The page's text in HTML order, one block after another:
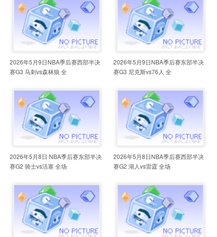
2026年5月9日NBA季后赛西部半决
赛G3 马刺vs森林狼 全
2026年5月9日NBA季后赛东部半决
赛G3 尼克斯vs76人 全
2026年5月8日 NBA季后赛东部半决
赛G2 骑士vs活塞 全场
2026年5月8日NBA季后赛西部半决
赛G2 湖人vs雷霆 全场